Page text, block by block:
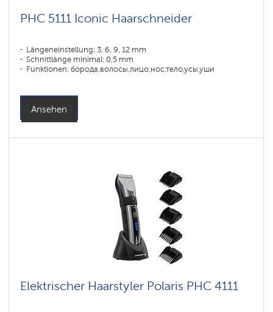
PHC 5111 Iconic Haarschneider
Längeneinstellung: 3, 6, 9, 12 mm
Schnittlänge minimal: 0,5 mm
Funktionen: борода,волосы,лицо,нос,тело,усы,уши
Ansehen
Elektrischer Haarstyler Polaris PHC 4111